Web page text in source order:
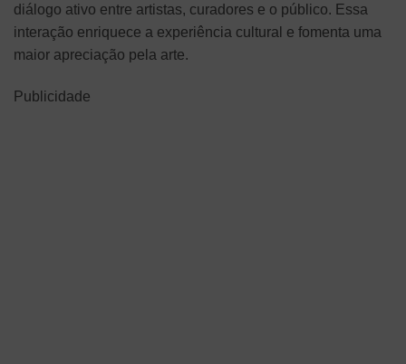
diálogo ativo entre artistas, curadores e o público. Essa
interação enriquece a experiência cultural e fomenta uma
maior apreciação pela arte.
Publicidade